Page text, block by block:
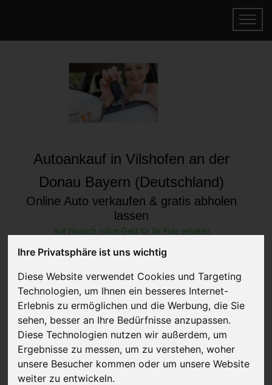
Ihre Privatsphäre ist uns wichtig
Diese Website verwendet Cookies und Targeting
Technologien, um Ihnen ein besseres Internet-
Erlebnis zu ermöglichen und die Werbung, die Sie
sehen, besser an Ihre Bedürfnisse anzupassen.
Diese Technologien nutzen wir außerdem, um
Ergebnisse zu messen, um zu verstehen, woher
unsere Besucher kommen oder um unsere Website
weiter zu entwickeln.
Autoankauf in Vilshofen an der
Donau Bayern (Deutschland)
Online Auto verkaufen & gratis abholen
lassen
Auf Wunsch sofort Geld für Ihr Auto erhalten
JETZT KOSTENLOSE BEWERTUNG
Kostenloses Angebotfür den Ankauf Ihres Autos inklusive der
Abholung, auf Wunsch sofort Geld. Ihre Daten werden nicht mit Dritten